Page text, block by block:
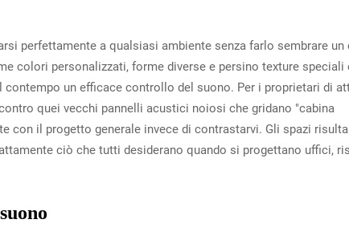
perfettamente a qualsiasi ambiente senza farlo sembrare un
colori personalizzati, forme diverse e persino texture speciali
un efficace controllo del suono. Per i proprietari di
quei vecchi pannelli acustici noiosi che gridano "cabina
con il progetto generale invece di contrastarvi. Gli spazi
ciò che tutti desiderano quando si progettano uffici,